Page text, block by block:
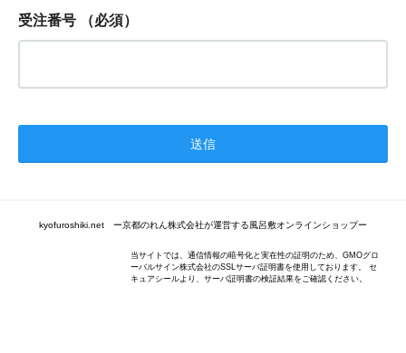
受注番号 （必須）
kyofuroshiki.net ー京都のれん株式会社が運営する風呂敷オンラインショップー
当サイトでは、通信情報の暗号化と実在性の証明のため、GMOグロ
ーバルサイン株式会社のSSLサーバ証明書を使用しております。 セ
キュアシールより、サーバ証明書の検証結果をご確認ください。